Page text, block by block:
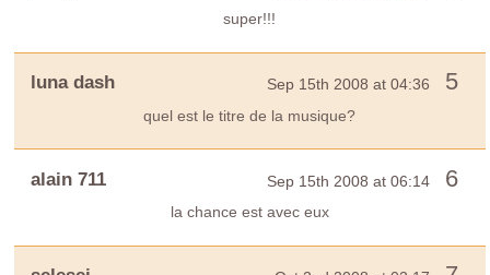
super!!!
luna dash Sep 15th 2008 at 04:36 5
quel est le titre de la musique?
alain 711 Sep 15th 2008 at 06:14 6
la chance est avec eux